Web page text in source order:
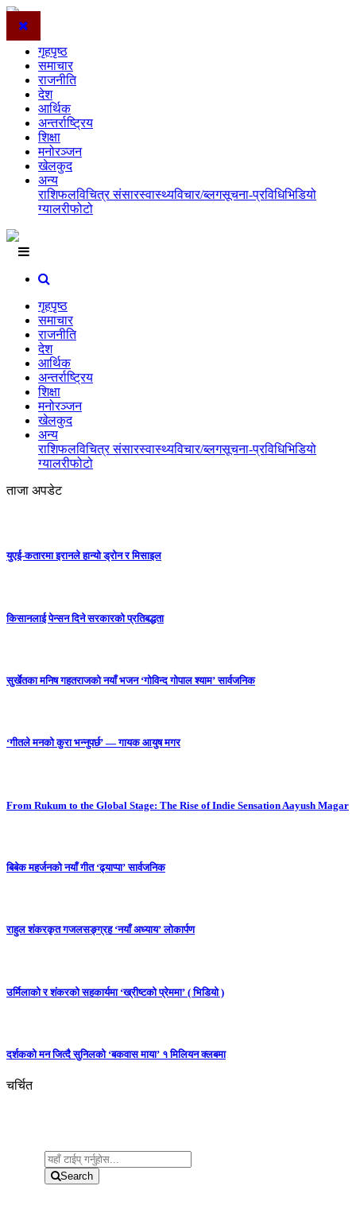
गृहपृष्ठ
समाचार
राजनीति
देश
आर्थिक
अन्तर्राष्ट्रिय
शिक्षा
मनोरञ्जन
खेलकुद
अन्य
राशिफलविचित्र संसारस्वास्थ्यविचार/ब्लगसूचना-प्रविधिभिडियो
ग्यालरीफोटो
गृहपृष्ठ
समाचार
राजनीति
देश
आर्थिक
अन्तर्राष्ट्रिय
शिक्षा
मनोरञ्जन
खेलकुद
अन्य
राशिफलविचित्र संसारस्वास्थ्यविचार/ब्लगसूचना-प्रविधिभिडियो
ग्यालरीफोटो
ताजा अपडेट
युएई-कतारमा इरानले हान्यो ड्रोन र मिसाइल
किसानलाई पेन्सन दिने सरकारको प्रतिबद्धता
सुर्खेतका मनिष गहतराजको नयाँ भजन ‘गोविन्द गोपाल श्याम’ सार्वजनिक
‘गीतले मनको कुरा भन्नुपर्छ’ — गायक आयुष मगर
From Rukum to the Global Stage: The Rise of Indie Sensation Aayush Magar
बिबेक महर्जनको नयाँ गीत ‘ढ्याप्पा’ सार्वजनिक
राहुल शंकरकृत गजलसङ्ग्रह ‘नयाँ अध्याय’ लोकार्पण
उर्मिलाको र शंकरको सहकार्यमा ‘ख्रीष्टको प्रेममा’ ( भिडियो )
दर्शकको मन जित्दै सुनिलको ‘बकवास माया’ १ मिलियन क्लबमा
चर्चित
Search